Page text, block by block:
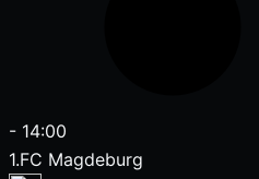
- 14:00
1.FC Magdeburg